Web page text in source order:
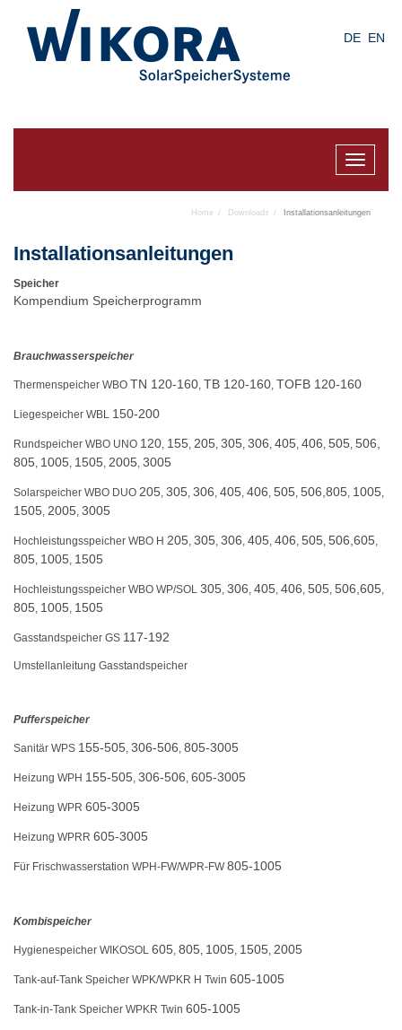
DE EN
Toggle
Home Downloads Installationsanleitungen
Installationsanleitungen
Speicher
Kompendium Speicherprogramm
Brauchwasserspeicher
Thermenspeicher WBO TN 120-160, TB 120-160, TOFB 120-160
Liegespeicher WBL 150-200
Rundspeicher WBO UNO 120, 155, 205, 305, 306, 405, 406, 505, 506,
805, 1005, 1505, 2005, 3005
Solarspeicher WBO DUO 205, 305, 306, 405, 406, 505, 506, 805, 1005,
1505, 2005, 3005
Hochleistungsspeicher WBO H 205, 305, 306, 405, 406, 505, 506, 605,
805, 1005, 1505
Hochleistungsspeicher WBO WP/SOL 305, 306, 405, 406, 505, 506, 605,
805, 1005, 1505
Gasstandspeicher GS 117-192
Umstellanleitung Gasstandspeicher
Pufferspeicher
Sanitär WPS 155-505, 306-506, 805-3005
Heizung WPH 155-505, 306-506, 605-3005
Heizung WPR 605-3005
Heizung WPRR 605-3005
Für Frischwasserstation WPH-FW/WPR-FW805-1005
Kombispeicher
Hygienespeicher WIKOSOL 605, 805, 1005, 1505, 2005
Tank-auf-Tank Speicher WPK/WPKR H Twin 605-1005
Tank-in-Tank Speicher WPKR Twin 605-1005